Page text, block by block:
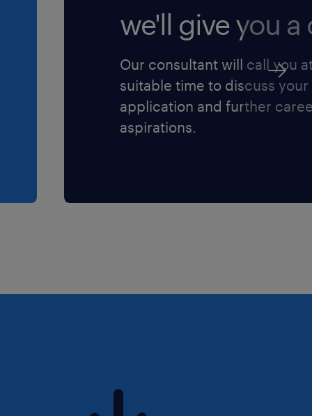
we'll give you a
Our consultant will call you
suitable time to discuss your
application and further
aspirations.